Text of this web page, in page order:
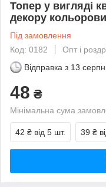
Топер у вигляді
декору
Під замовлення
Код: 0182
Опт і
Відправка з 13
48 ₴
Мінімальна сума
42 ₴ від 5 шт. 39 ₴